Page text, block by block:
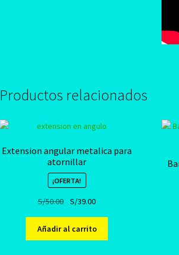
Productos relacionados
Extension angular metalica para
atornillar
¡OFERTA!
S/50.00
El
original
era:
S/39.00El
actual
es:
Añadir al carrito